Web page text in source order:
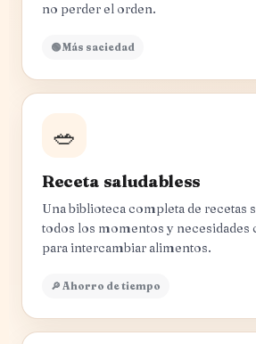
no perder el orden.
🟢 Más saciedad
🥗
Receta saludabless
Una biblioteca completa de recetas
todos los momentos y necesidades
para intercambiar alimentos.
🔎 Ahorro de tiempo